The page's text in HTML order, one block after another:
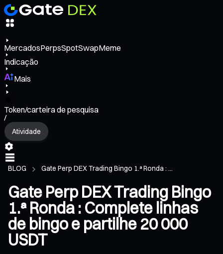
MercadosPerpsSpotSwapMeme
Indicação
Mais
Token/carteira de pesquisa
/
Atividade
BLOG Gate Perp DEX Trading Bingo 1.ª Ronda : ...
Gate Perp DEX Trading Bingo
1.ª Ronda : Complete linhas
de bingo e partilhe 20 000
USDT